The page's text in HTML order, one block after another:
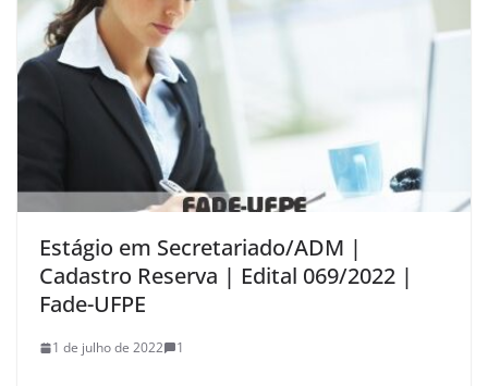
Estágio em Secretariado/ADM |
Cadastro Reserva | Edital 069/2022 |
Fade-UFPE
1 de julho de 2022 1